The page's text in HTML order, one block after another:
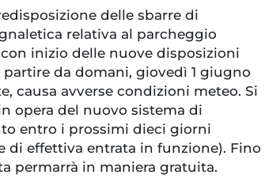
delle sbarre di
relativa al parcheggio
inizio delle nuove disposizioni
da domani, giovedì 1 giugno
causa avverse condizioni meteo. Si
opera del nuovo sistema di
entro i prossimi dieci giorni
di effettiva entrata in funzione). Fino
permarrà in maniera gratuita.